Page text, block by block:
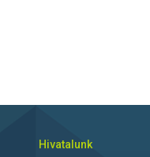
Hivatalunk